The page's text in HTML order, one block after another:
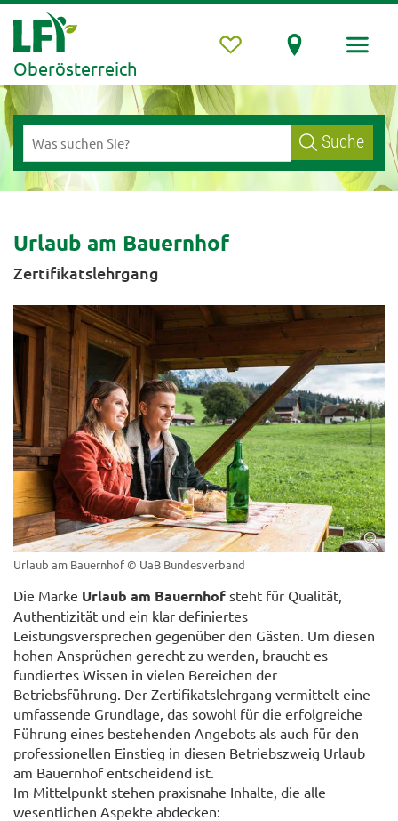
Oberösterreich
Suche
Urlaub am Bauernhof
Zertifikatslehrgang
Urlaub am Bauernhof © UaB Bundesverband
Die Marke Urlaub am Bauernhof steht für Qualität,
Authentizität und ein klar definiertes
Leistungsversprechen gegenüber den Gästen. Um diesen
hohen Ansprüchen gerecht zu werden, braucht es
fundiertes Wissen in vielen Bereichen der
Betriebsführung. Der Zertifikatslehrgang vermittelt eine
umfassende Grundlage, das sowohl für die erfolgreiche
Führung eines bestehenden Angebots als auch für den
professionellen Einstieg in diesen Betriebszweig Urlaub
am Bauernhof entscheidend ist.
Im Mittelpunkt stehen praxisnahe Inhalte, die alle
wesentlichen Aspekte abdecken: